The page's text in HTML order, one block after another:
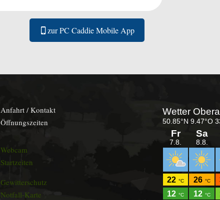
zur PC Caddie Mobile App
Anfahrt / Kontakt
Öffnungszeiten
Webcam
Startzeiten
Gewitterschutz
Notfall-Karte